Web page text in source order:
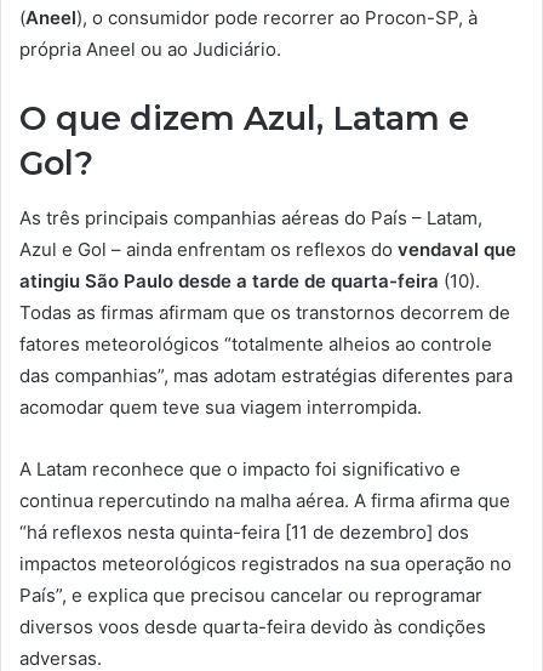
(Aneel), o consumidor pode recorrer ao Procon-SP, à
própria Aneel ou ao Judiciário.
O que dizem Azul, Latam e
Gol?
As três principais companhias aéreas do País – Latam,
Azul e Gol – ainda enfrentam os reflexos do vendaval que
atingiu São Paulo desde a tarde de quarta-feira (10).
Todas as firmas afirmam que os transtornos decorrem de
fatores meteorológicos “totalmente alheios ao controle
das companhias”, mas adotam estratégias diferentes para
acomodar quem teve sua viagem interrompida.
A Latam reconhece que o impacto foi significativo e
continua repercutindo na malha aérea. A firma afirma que
“há reflexos nesta quinta-feira [11 de dezembro] dos
impactos meteorológicos registrados na sua operação no
País”, e explica que precisou cancelar ou reprogramar
diversos voos desde quarta-feira devido às condições
adversas.